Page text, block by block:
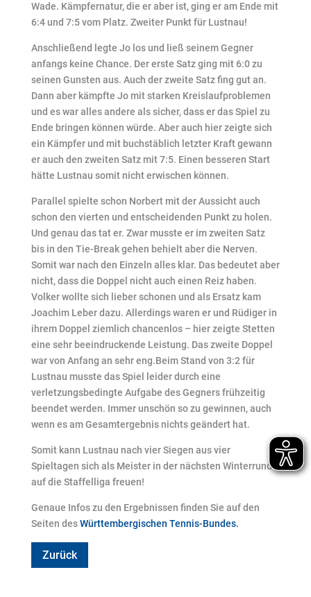
Wade. Kämpfernatur, die er aber ist, ging er am Ende mit
6:4 und 7:5 vom Platz. Zweiter Punkt für Lustnau!
Anschließend legte Jo los und ließ seinem Gegner
anfangs keine Chance. Der erste Satz ging mit 6:0 zu
seinen Gunsten aus. Auch der zweite Satz fing gut an.
Dann aber kämpfte Jo mit starken Kreislaufproblemen
und es war alles andere als sicher, dass er das Spiel zu
Ende bringen können würde. Aber auch hier zeigte sich
ein Kämpfer und mit buchstäblich letzter Kraft gewann
er auch den zweiten Satz mit 7:5. Einen besseren Start
hätte Lustnau somit nicht erwischen können.
Parallel spielte schon Norbert mit der Aussicht auch
schon den vierten und entscheidenden Punkt zu holen.
Und genau das tat er. Zwar musste er im zweiten Satz
bis in den Tie-Break gehen behielt aber die Nerven.
Somit war nach den Einzeln alles klar. Das bedeutet aber
nicht, dass die Doppel nicht auch einen Reiz haben.
Volker wollte sich lieber schonen und als Ersatz kam
Joachim Leber dazu. Allerdings waren er und Rüdiger in
ihrem Doppel ziemlich chancenlos – hier zeigte Stetten
eine sehr beeindruckende Leistung. Das zweite Doppel
war von Anfang an sehr eng.Beim Stand von 3:2 für
Lustnau musste das Spiel leider durch eine
verletzungsbedingte Aufgabe des Gegners frühzeitig
beendet werden. Immer unschön so zu gewinnen, auch
wenn es am Gesamtergebnis nichts geändert hat.
Somit kann Lustnau nach vier Siegen aus vier
Spieltagen sich als Meister in der nächsten Winterrunde
auf die Staffelliga freuen!
Genaue Infos zu den Ergebnissen finden Sie auf den
Seiten desWürttembergischen Tennis-Bundes.
Zurück